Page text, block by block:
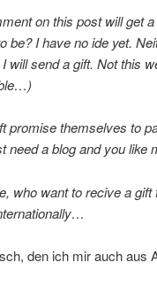
on this post will get
be? I have no ide yet.
will send a gift. Not this
promise themselves to
need a blog and you like
who want to recive a
den ich mir auch aus